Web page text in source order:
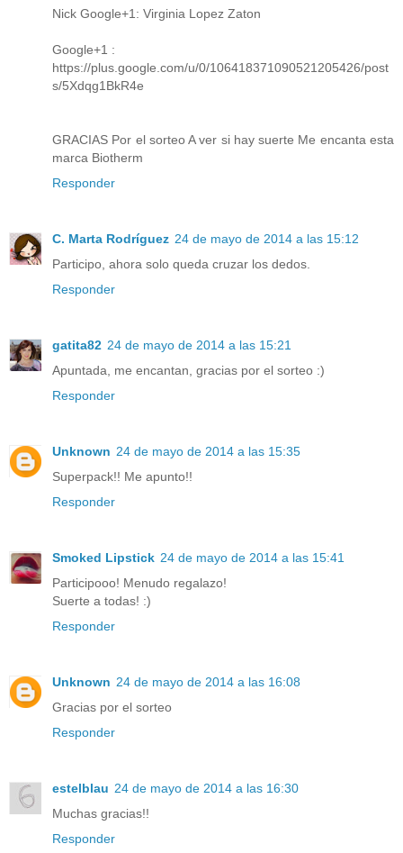
Nick Google+1: Virginia Lopez Zaton
Google+1 :
https://plus.google.com/u/0/106418371090521205426/post
s/5Xdqg1BkR4e
GRACIAS Por el sorteo A ver si hay suerte Me encanta esta
marca Biotherm
Responder
C. Marta Rodríguez 24 de mayo de 2014 a las 15:12
Participo, ahora solo queda cruzar los dedos.
Responder
gatita82 24 de mayo de 2014 a las 15:21
Apuntada, me encantan, gracias por el sorteo :)
Responder
Unknown 24 de mayo de 2014 a las 15:35
Superpack!! Me apunto!!
Responder
Smoked Lipstick 24 de mayo de 2014 a las 15:41
Participooo! Menudo regalazo!
Suerte a todas! :)
Responder
Unknown 24 de mayo de 2014 a las 16:08
Gracias por el sorteo
Responder
estelblau 24 de mayo de 2014 a las 16:30
Muchas gracias!!
Responder